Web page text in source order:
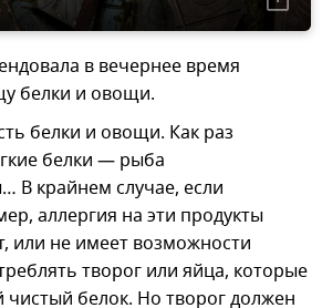
в вечернее время
белки и овощи.
белки и овощи. Как раз
белки — рыба
В крайнем случае, если
аллергия на эти продукты
или не имеет возможности
творог или яйца, которые
белок. Но творог должен